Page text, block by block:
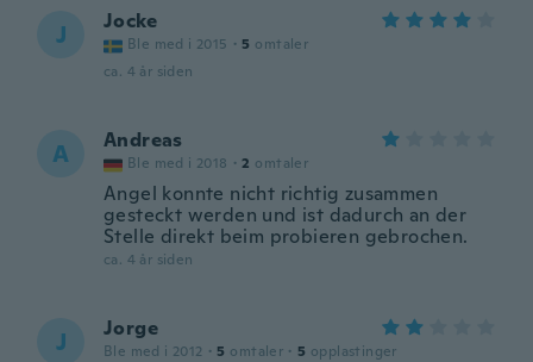
J Jocke
Ble med i 2015 · 5 omtaler
ca. 4 år siden
A Andreas
Ble med i 2018 · 2 omtaler
Angel konnte nicht richtig zusammen
gesteckt werden und ist dadurch an der
Stelle direkt beim probieren gebrochen.
ca. 4 år siden
J Jorge
Ble med i 2012 · 5 omtaler · 5 opplastinger